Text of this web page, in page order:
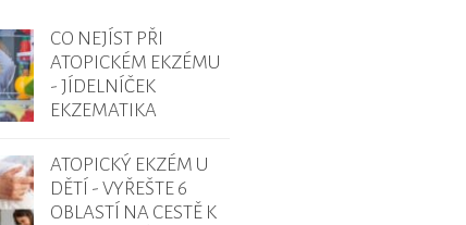
CO NEJÍST PŘI
ATOPICKÉM EKZÉMU
- JÍDELNÍČEK
EKZEMATIKA
ATOPICKÝ EKZÉM U
DĚTÍ - VYŘEŠTE 6
OBLASTÍ NA CESTĚ K